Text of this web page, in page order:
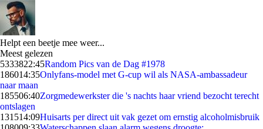
Helpt een beetje mee weer...
Meest gelezen
5333822:45Random Pics van de Dag #1978
186014:35Onlyfans-model met G-cup wil als NASA-ambassadeur
naar maan
185506:40Zorgmedewerkster die 's nachts haar vriend bezocht terecht
ontslagen
131514:09Huisarts per direct uit vak gezet om ernstig alcoholmisbruik